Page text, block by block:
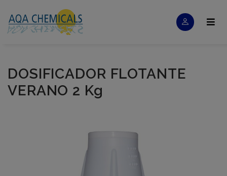
DOSIFICADOR FLOTANTE
VERANO 2 Kg